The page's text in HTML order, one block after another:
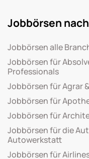
Jobbörsen
Jobbörsen alle
Jobbörsen für
Professionals
Jobbörsen für Agrar
Jobbörsen für
Jobbörsen für
Jobbörsen für die
Autowerkstatt
Jobbörsen für